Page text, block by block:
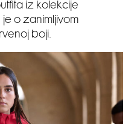
iz kolekcije
je o zanimljivom
boji.